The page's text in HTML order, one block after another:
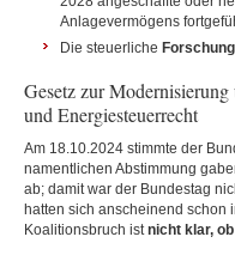
Anlagevermögens
Die steuerliche
Gesetz zur
und Energiesteuerrecht
Am 18.10.2024 stimmte der
namentlichen Abstimmung
ab; damit war der Bundestag
hatten sich anscheinend schon
Koalitionsbruch istnicht klar,